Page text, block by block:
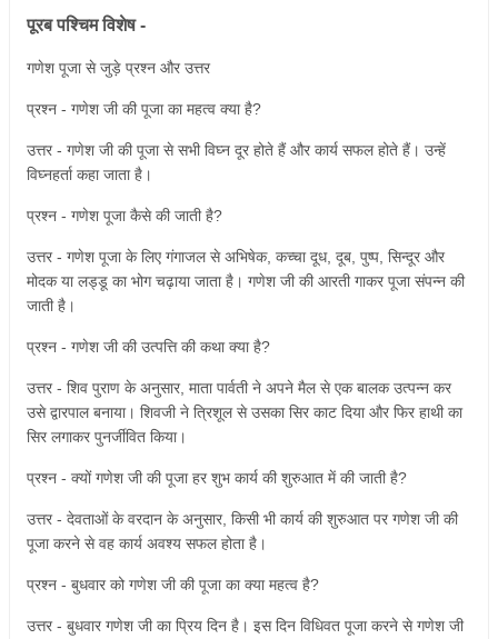
पूरब पश्चिम विशेष -
गणेश पूजा से जुड़े प्रश्न और उत्तर
प्रश्न - गणेश जी की पूजा का महत्व क्या है?
उत्तर - गणेश जी की पूजा से सभी विघ्न दूर होते हैं और कार्य सफल होते हैं। उन्हें
विघ्नहर्ता कहा जाता है।
प्रश्न - गणेश पूजा कैसे की जाती है?
उत्तर - गणेश पूजा के लिए गंगाजल से अभिषेक, कच्चा दूध, दूब, पुष्प, सिन्दूर और
मोदक या लड्डू का भोग चढ़ाया जाता है। गणेश जी की आरती गाकर पूजा संपन्न की
जाती है।
प्रश्न - गणेश जी की उत्पत्ति की कथा क्या है?
उत्तर - शिव पुराण के अनुसार, माता पार्वती ने अपने मैल से एक बालक उत्पन्न कर
उसे द्वारपाल बनाया। शिवजी ने त्रिशूल से उसका सिर काट दिया और फिर हाथी का
सिर लगाकर पुनर्जीवित किया।
प्रश्न - क्यों गणेश जी की पूजा हर शुभ कार्य की शुरुआत में की जाती है?
उत्तर - देवताओं के वरदान के अनुसार, किसी भी कार्य की शुरुआत पर गणेश जी की
पूजा करने से वह कार्य अवश्य सफल होता है।
प्रश्न - बुधवार को गणेश जी की पूजा का क्या महत्व है?
उत्तर - बुधवार गणेश जी का प्रिय दिन है। इस दिन विधिवत पूजा करने से गणेश जी